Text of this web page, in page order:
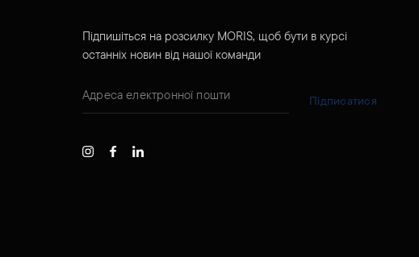
Підпишіться на розсилку MORIS, щоб бути в курсі
останніх новин від нашої команди
Підписатися